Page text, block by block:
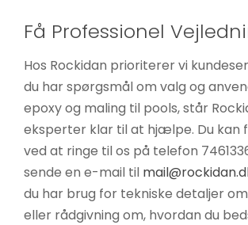
Få Professionel
Hos Rockidan prioriterer vi
du har spørgsmål om valg og
epoxy og maling til pools, står
eksperter klar til at hjælpe. Du kan
ved at ringe til os på telefon
sende en e-mail til
du har brug for tekniske detaljer
eller rådgivning om, hvordan du